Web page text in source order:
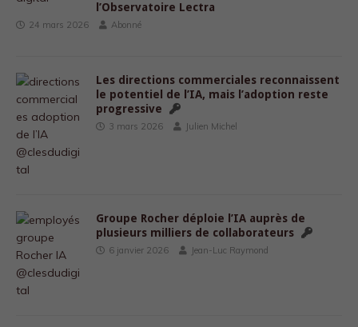
l’Observatoire Lectra
24 mars 2026 Abonné
Les directions commerciales reconnaissent
le potentiel de l’IA, mais l’adoption reste
progressive
3 mars 2026 Julien Michel
Groupe Rocher déploie l’IA auprès de
plusieurs milliers de collaborateurs
6 janvier 2026 Jean-Luc Raymond